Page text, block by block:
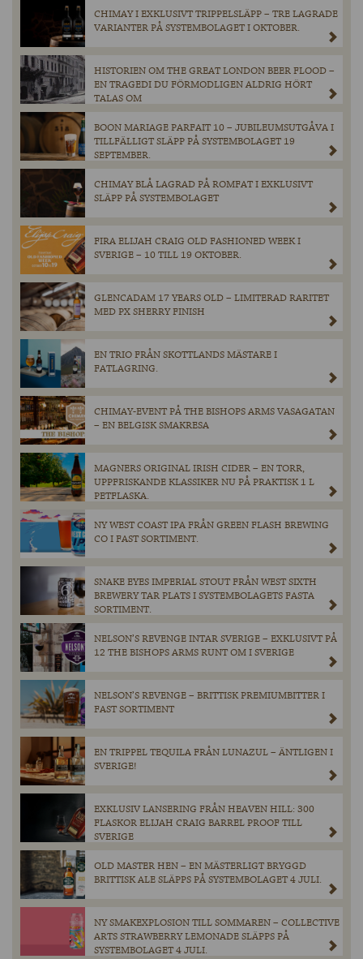
CHIMAY I EXKLUSIVT TRIPPELSLÄPP – TRE LAGRADE
VARIANTER PÅ SYSTEMBOLAGET I OKTOBER.
HISTORIEN OM THE GREAT LONDON BEER FLOOD –
EN TRAGEDI DU FÖRMODLIGEN ALDRIG HÖRT
TALAS OM
BOON MARIAGE PARFAIT 10 – JUBILEUMSUTGÅVA I
TILLFÄLLIGT SLÄPP PÅ SYSTEMBOLAGET 19
SEPTEMBER.
CHIMAY BLÅ LAGRAD PÅ ROMFAT I EXKLUSIVT
SLÄPP PÅ SYSTEMBOLAGET
FIRA ELIJAH CRAIG OLD FASHIONED WEEK I
SVERIGE – 10 TILL 19 OKTOBER.
GLENCADAM 17 YEARS OLD – LIMITERAD RARITET
MED PX SHERRY FINISH
EN TRIO FRÅN SKOTTLANDS MÄSTARE I
FATLAGRING.
CHIMAY-EVENT PÅ THE BISHOPS ARMS VASAGATAN
– EN BELGISK SMAKRESA
MAGNERS ORIGINAL IRISH CIDER – EN TORR,
UPPFRISKANDE KLASSIKER NU PÅ PRAKTISK 1 L
PETFLASKA.
NY WEST COAST IPA FRÅN GREEN FLASH BREWING
CO I FAST SORTIMENT.
SNAKE EYES IMPERIAL STOUT FRÅN WEST SIXTH
BREWERY TAR PLATS I SYSTEMBOLAGETS FASTA
SORTIMENT.
NELSON’S REVENGE INTAR SVERIGE – EXKLUSIVT PÅ
12 THE BISHOPS ARMS RUNT OM I SVERIGE
NELSON’S REVENGE – BRITTISK PREMIUMBITTER I
FAST SORTIMENT
EN TRIPPEL TEQUILA FRÅN LUNAZUL – ÄNTLIGEN I
SVERIGE!
EXKLUSIV LANSERING FRÅN HEAVEN HILL: 300
FLASKOR ELIJAH CRAIG BARREL PROOF TILL
SVERIGE
OLD MASTER HEN – EN MÄSTERLIGT BRYGGD
BRITTISK ALE SLÄPPS PÅ SYSTEMBOLAGET 4 JULI.
NY SMAKEXPLOSION TILL SOMMAREN – COLLECTIVE
ARTS STRAWBERRY LEMONADE SLÄPPS PÅ
SYSTEMBOLAGET 4 JULI.